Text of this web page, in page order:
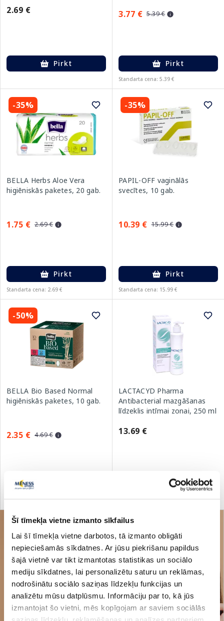
Šī tīmekļa vietne izmanto sīkfailus
Lai šī tīmekļa vietne darbotos, tā izmanto obligāti
nepieciešamās sīkdatnes. Ar jūsu piekrišanu papildus
šajā vietnē var tikt izmantotas statistikas un sociālo
mediju sīkdatnes, lai personalizētu saturu un reklāmas,
nodrošinātu sociālo saziņas līdzekļu funkcijas un
analizētu mūsu datplūsmu. Informāciju par to, kā jūs
izmantojat šo vietni, mēs kopīgojam ar saviem sociālās
2.69 €
Pirkt
3.77 € 5.39 €
Pirkt
Standarta cena: 5.39 €
-35%
BELLA Herbs Aloe Vera
higiēniskās paketes, 20 gab.
1.75 € 2.69 €
Pirkt
Standarta cena: 2.69 €
-35%
PAPIL-OFF vaginālās
svecītes, 10 gab.
10.39 € 15.99 €
Pirkt
Standarta cena: 15.99 €
-50%
BELLA Bio Based Normal
higiēniskās paketes, 10 gab.
2.35 € 4.69 €
Standarta cena: 4.69 €
LACTACYD Pharma
Antibacterial mazgāšanas
līdzeklis intīmai zonai, 250 ml
13.69 €
Pirkt